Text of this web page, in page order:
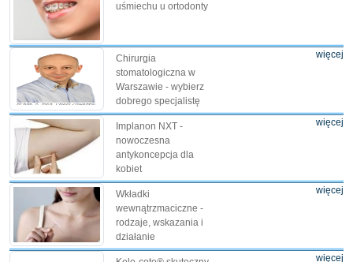
uśmiechu u ortodonty
Chirurgia
stomatologiczna w
Warszawie - wybierz
dobrego specjalistę
więcej
Implanon NXT -
nowoczesna
antykoncepcja dla
kobiet
więcej
Wkładki
wewnątrzmaciczne -
rodzaje, wskazania i
działanie
więcej
więcej